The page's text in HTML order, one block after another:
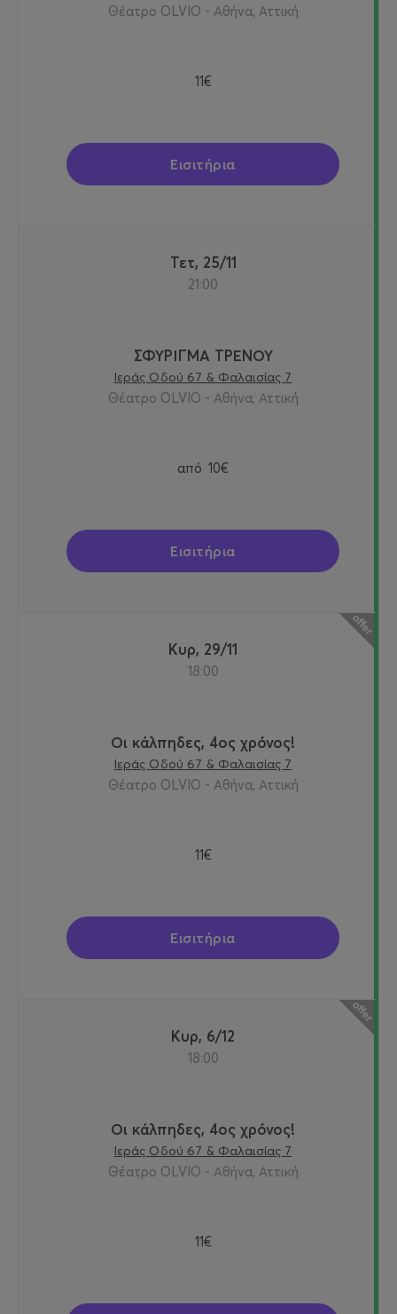
Θέατρο OLVIO - Αθήνα, Αττική
11€
Εισιτήρια
Τετ, 25/11
21:00
ΣΦΥΡΙΓΜΑ ΤΡΕΝΟΥ
Ιεράς Οδού 67 & Φαλαισίας 7
Θέατρο OLVIO - Αθήνα, Αττική
από 10€
Εισιτήρια
Κυρ, 29/11
18:00
Οι κάλπηδες, 4ος χρόνος!
Ιεράς Οδού 67 & Φαλαισίας 7
Θέατρο OLVIO - Αθήνα, Αττική
11€
Εισιτήρια
Κυρ, 6/12
18:00
Οι κάλπηδες, 4ος χρόνος!
Ιεράς Οδού 67 & Φαλαισίας 7
Θέατρο OLVIO - Αθήνα, Αττική
11€